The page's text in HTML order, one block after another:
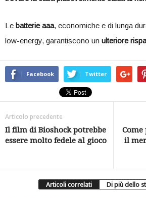
Le batterie aaa, economiche e di lunga
low-energy, garantiscono un ulteriore
Facebook Twitter
Articolo precedente
Il film di Bioshock potrebbe
essere molto fedele al gioco
il
Articoli correlati Di più dello